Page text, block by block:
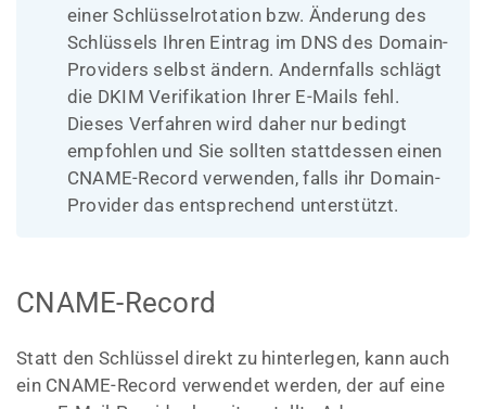
einer Schlüsselrotation bzw. Änderung des
Schlüssels Ihren Eintrag im DNS des Domain-
Providers selbst ändern. Andernfalls schlägt
die DKIM Verifikation Ihrer E-Mails fehl.
Dieses Verfahren wird daher nur bedingt
empfohlen und Sie sollten stattdessen einen
CNAME-Record verwenden, falls ihr Domain-
Provider das entsprechend unterstützt.
CNAME-Record
Statt den Schlüssel direkt zu hinterlegen, kann auch
ein CNAME-Record verwendet werden, der auf eine